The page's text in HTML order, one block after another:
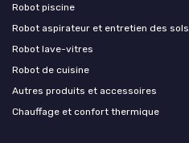
Robot piscine
Robot aspirateur et entretien des sols
Robot lave-vitres
Robot de cuisine
Autres produits et accessoires
Chauffage et confort thermique